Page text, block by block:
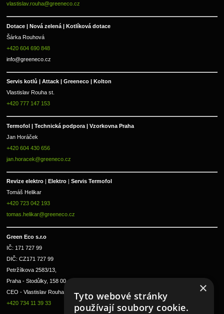
vlastislav.rouha@greeneco.cz
Dotace | Nová zelená | Kotlíková dotace
Šárka Rouhová
+420 604 690 848
info@greeneco.cz
Servis kotlů | Attack | Greeneco | Kolton
Vlastislav Rouha st.
+420 777 147 153
Termofol | Technická podpora | Vzorkovna Praha
Jan Horáček
+420 604 430 656
jan.horacek@greeneco.cz
Revize elektro Elektro
Servis Termofol
Tomáš Helikar
+420 723 042 193
tomas.helikar@greeneco.cz
Green Eco s.r.o
IČ: 171 727 99
DIČ: CZ171 727 99
Petržílkova 2583/13,
Praha - Stodůlky, 158 00
CEO - Vlastislav Rouha ml.
+420 734 11 39 33
×
Tyto webové stránky
používají soubory cookie.